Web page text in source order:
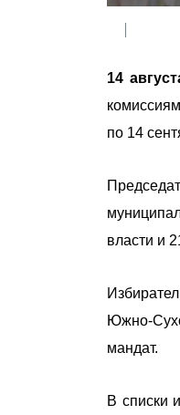
14
по 14
власти и
Южно-
мандат.
В списки